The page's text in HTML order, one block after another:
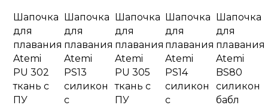
Шапочка
для
плавания
Atemi
PU 302
ткань с
ПУ
Шапочка
для
плавания
Atemi
PS13
силикон
с
Шапочка
для
плавания
Atemi
PU 305
ткань с
ПУ
Шапочка
для
плавания
Atemi
PS14
силикон
с
Шапочка
для
плавания
Atemi
BS80
силикон
бабл